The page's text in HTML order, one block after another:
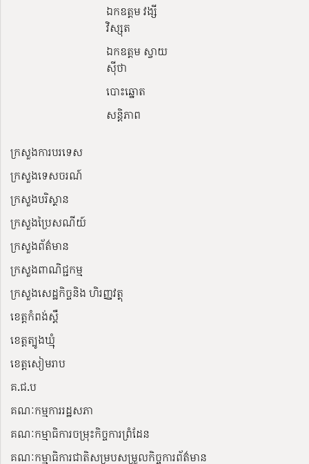
ឯកឧត្តម វង្សី
វិស្សុត
ឯកឧត្តម ស្វាយ
ស៊ីថា
បោះឆ្នោត
សន្តិភាព
ក្រសួងការបរទេស
ក្រសួងទេសចរណ៍
ក្រសួងបរិស្ថាន
ក្រសួងប្រៃសណីយ៍
ក្រសួងព័ត៌មាន
ក្រសួងពាណិជ្ជកម្ម
ក្រសួងសេដ្ឋកិច្ចនិង ហិរញ្ញវត្ថុ
ខេត្តកំពង់ស្ពឺ
ខេត្តត្បូងឃ្មុំ
ខេត្តសៀមរាប
គ.ជ.ប
គណៈកម្មការរដ្ឋសភា
គណៈកម្មាធិការចម្រុះកិច្ចការព្រំដែន
គណៈកម្មាធិការជាតិសម្របសម្រួលកិច្ចការព័ត៌មាន